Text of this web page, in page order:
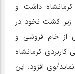
داشت و
زیر کشت نخود در
از خام فروشی و
کرمانشاه
وی افزود: این